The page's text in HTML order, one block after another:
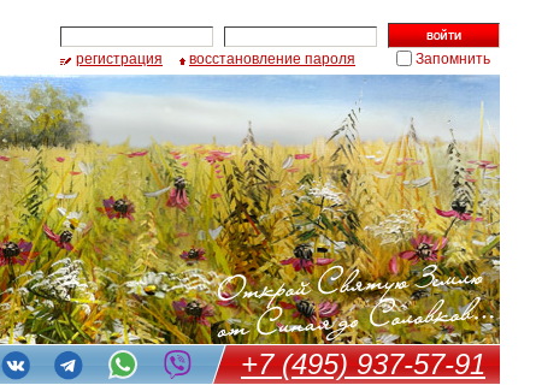
регистрация восстановление пароля Запомнить
+7 (495) 937-57-91